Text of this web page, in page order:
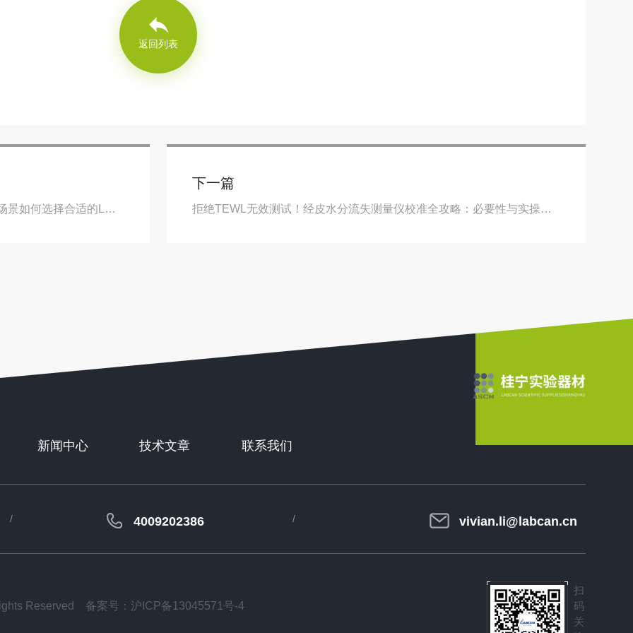
返回列表
2026激光多普勒血流仪应用选型指南：不同科研场景如何选择合适的LDBF系统？
下一篇
拒绝TEWL无效测试！经皮水分流失测量仪校准全攻略：必要性与实操指南
新闻中心 技术文章 联系我们
4009202386 vivian.li@labcan.cn
Reserved 备案号：沪ICP备13045571号-4
扫
码
关